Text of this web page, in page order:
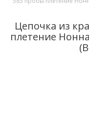
Цепочка из
плетение